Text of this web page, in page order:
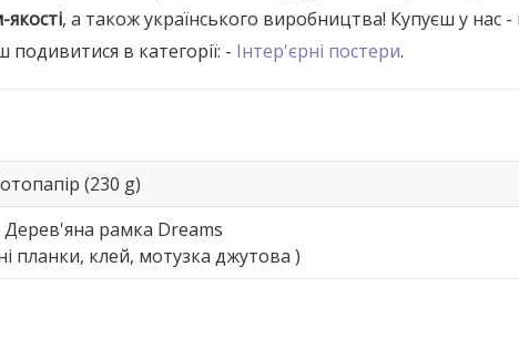
, а також українського виробництва! Купуєш у нас -
в категорії: - Інтер'єрні постери.
(230 g)
рамка Dreams
планки, клей, мотузка джутова )